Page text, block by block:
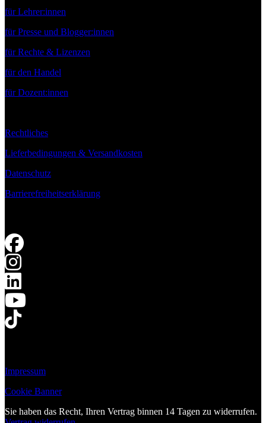
für Lehrer:innen
für Presse und Blogger:innen
für Rechte & Lizenzen
für den Handel
für Dozent:innen
Rechtliches
Lieferbedingungen & Versandkosten
Datenschutz
Barrierefreiheitserklärung
Impressum
Cookie Banner
Sie haben das Recht, Ihren Vertrag binnen 14 Tagen zu widerrufen.